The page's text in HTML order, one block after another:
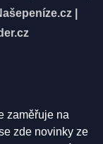
zaměřuje na
zde novinky ze